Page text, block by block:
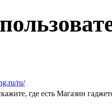
ru/
где есть Магазин